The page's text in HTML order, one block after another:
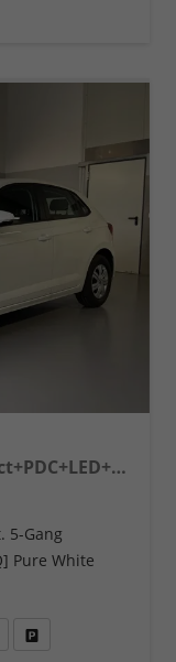
1.0 MPI Sitzheizung+AppConnect+PDC+LED+Touch+Lichtsensor+MultiLenkrad
5-Gang
Pure White